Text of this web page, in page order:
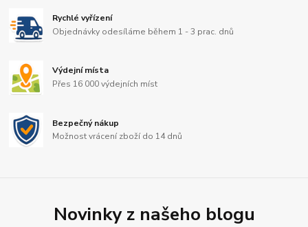
Rychlé vyřízení
Objednávky odesíláme během 1 - 3 prac. dnů
Výdejní místa
Přes 16 000 výdejních míst
Bezpečný nákup
Možnost vrácení zboží do 14 dnů
Novinky z našeho blogu